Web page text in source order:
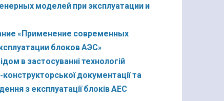
моделей при эксплуатации и
«Применение современных
блоков АЭС»
в застосуванні технологій
документації та
з експлуатації блоків АЕС